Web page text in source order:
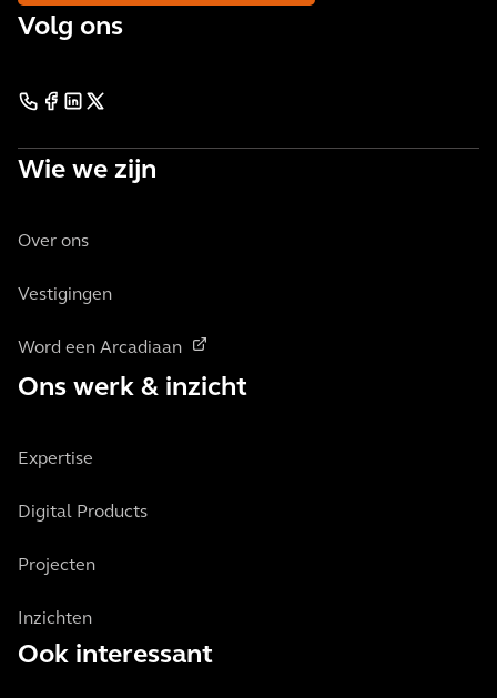
Volg ons
Wie we zijn
Over ons
Vestigingen
Word een Arcadiaan
Ons werk & inzicht
Expertise
Digital Products
Projecten
Inzichten
Ook interessant